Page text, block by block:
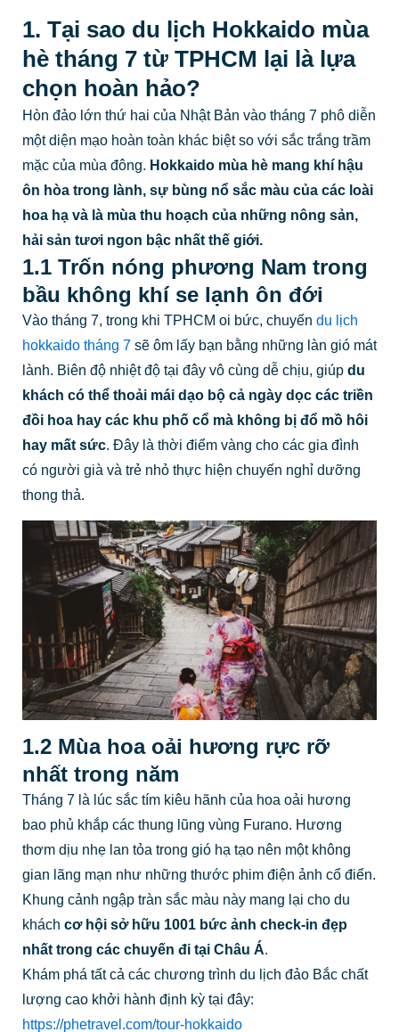
1. Tại sao du lịch Hokkaido mùa
hè tháng 7 từ TPHCM lại là lựa
chọn hoàn hảo?
Hòn đảo lớn thứ hai của Nhật Bản vào tháng 7 phô diễn
một diện mạo hoàn toàn khác biệt so với sắc trắng trầm
mặc của mùa đông. Hokkaido mùa hè mang khí hậu
ôn hòa trong lành, sự bùng nổ sắc màu của các loài
hoa hạ và là mùa thu hoạch của những nông sản,
hải sản tươi ngon bậc nhất thế giới.
1.1 Trốn nóng phương Nam trong
bầu không khí se lạnh ôn đới
Vào tháng 7, trong khi TPHCM oi bức, chuyến du lịch
hokkaido tháng 7sẽ ôm lấy bạn bằng những làn gió mát
lành. Biên độ nhiệt độ tại đây vô cùng dễ chịu, giúp du
khách có thể thoải mái dạo bộ cả ngày dọc các triền
đồi hoa hay các khu phố cổ mà không bị đổ mồ hôi
hay mất sức. Đây là thời điểm vàng cho các gia đình
có người già và trẻ nhỏ thực hiện chuyến nghỉ dưỡng
thong thả.
1.2 Mùa hoa oải hương rực rỡ
nhất trong năm
Tháng 7 là lúc sắc tím kiêu hãnh của hoa oải hương
bao phủ khắp các thung lũng vùng Furano. Hương
thơm dịu nhẹ lan tỏa trong gió hạ tạo nên một không
gian lãng mạn như những thước phim điện ảnh cổ điển.
Khung cảnh ngập tràn sắc màu này mang lại cho du
khách cơ hội sở hữu 1001 bức ảnh check-in đẹp
nhất trong các chuyến đi tại Châu Á.
Khám phá tất cả các chương trình du lịch đảo Bắc chất
lượng cao khởi hành định kỳ tại đây:
https://phetravel.com/tour-hokkaido